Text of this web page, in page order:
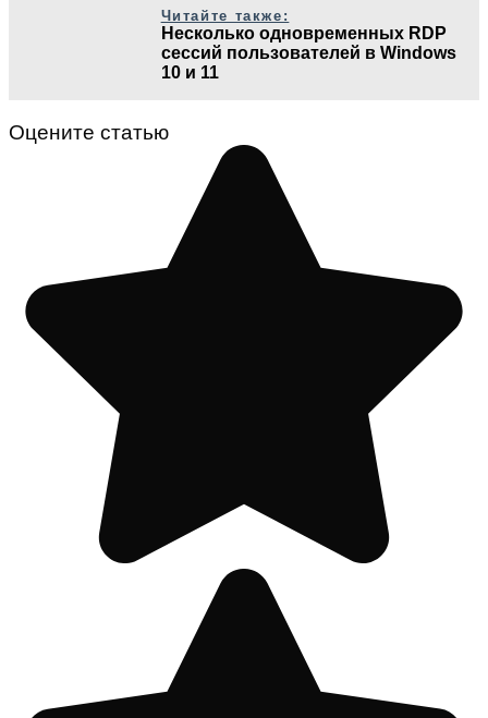
Читайте также:
Несколько одновременных RDP
сессий пользователей в Windows
10 и 11
Оцените статью